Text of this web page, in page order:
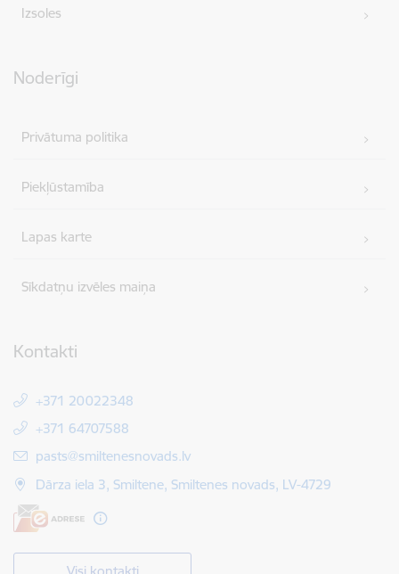
Izsoles
Noderīgi
Privātuma politika
Piekļūstamība
Lapas karte
Sīkdatņu izvēles maiņa
Kontakti
+371 20022348
+371 64707588
E-pasts:
pasts@smiltenesnovads.lv
Dārza iela 3, Smiltene, Smiltenes novads, LV-4729